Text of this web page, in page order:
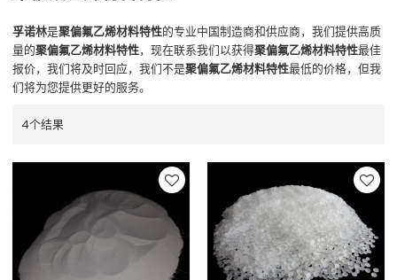
孚诺林是聚偏氟乙烯材料特性的专业中国制造商和供应商，我们提供高质
量的聚偏氟乙烯材料特性，现在联系我们以获得聚偏氟乙烯材料特性最佳
报价，我们将及时回应，我们不是聚偏氟乙烯材料特性最低的价格，但我
们将为您提供更好的服务。
4个结果